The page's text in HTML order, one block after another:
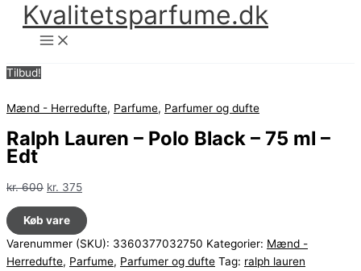
Kvalitetsparfume.dk
Tilbud!
Mænd - Herredufte, Parfume, Parfumer og dufte
Ralph Lauren – Polo Black – 75 ml –
Edt
kr.600 Den
oprindelige
pris
var:
kr. 600.
kr. 375Den
pris
er:
kr. 375.
Køb vare
Varenummer (SKU): 3360377032750 Kategorier: Mænd -
Herredufte, Parfume, Parfumer og dufte Tag: ralph lauren